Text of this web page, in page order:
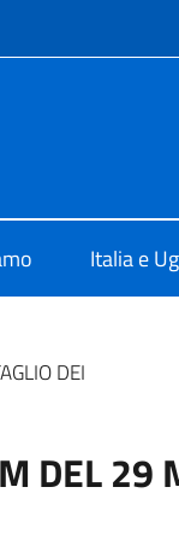
Italia e
DEI
DEL 29